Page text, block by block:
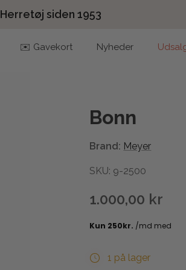
Herretøj siden 1953
✉️ Gavekort Nyheder
Bonn
Brand: Meyer
SKU: 9-2500
1.000,00 kr
1 på lager